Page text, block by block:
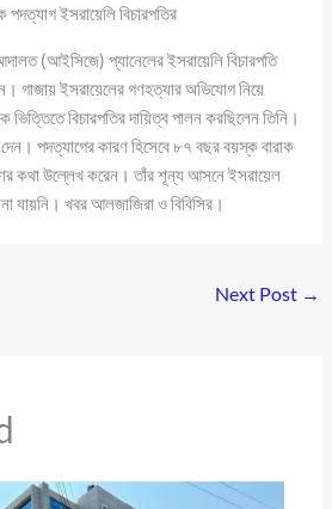
ইসরায়েলি বিচারপতির
(আইসিজে) প্যানেলের ইসরায়েলি বিচারপতি
গাজায় ইসরায়েলের গণহত্যার অভিযোগ নিয়ে
বিচারপতির দায়িত্ব পালন করছিলেন তিনি।
পদত্যাগের কারণ হিসেবে ৮৭ বছর বয়স্ক বারাক
কথা উল্লেখ করেন। তাঁর শূন্য আসনে ইসরায়েল
যায়নি। খবর আলজাজিরা ও বিবিসির।
Next Post →